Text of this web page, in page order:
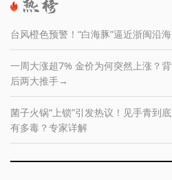
台风橙色预警！“白海豚”逼近浙闽沿海
一周大涨超7% 金价为何突然上涨？背
后两大推手→
菌子火锅“上锁”引发热议！见手青到底
有多毒？专家详解